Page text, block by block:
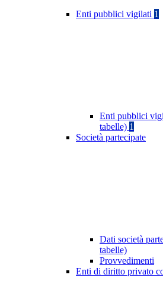
Enti pubblici vigilati 1
Enti pubblici
tabelle) 1
Società partecipate
Dati società
tabelle)
Provvedimenti
Enti di diritto privato